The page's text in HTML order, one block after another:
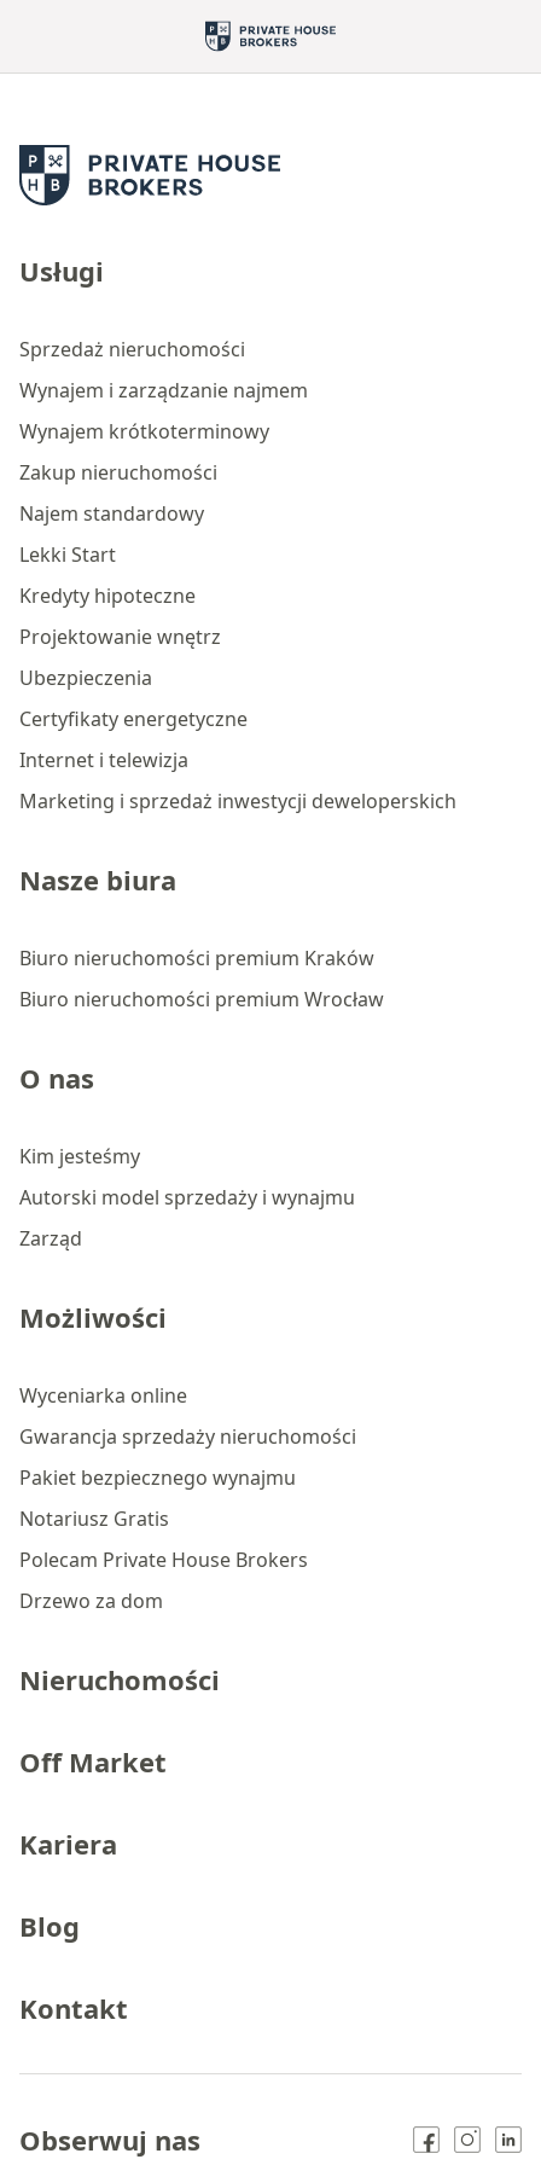
Usługi
Sprzedaż nieruchomości
Wynajem i zarządzanie najmem
Wynajem krótkoterminowy
Zakup nieruchomości
Najem standardowy
Lekki Start
Kredyty hipoteczne
Projektowanie wnętrz
Ubezpieczenia
Certyfikaty energetyczne
Internet i telewizja
Marketing i sprzedaż inwestycji deweloperskich
Nasze biura
Biuro nieruchomości premium Kraków
Biuro nieruchomości premium Wrocław
O nas
Kim jesteśmy
Autorski model sprzedaży i wynajmu
Zarząd
Możliwości
Wyceniarka online
Gwarancja sprzedaży nieruchomości
Pakiet bezpiecznego wynajmu
Notariusz Gratis
Polecam Private House Brokers
Drzewo za dom
Nieruchomości
Off Market
Kariera
Blog
Kontakt
Obserwuj nas